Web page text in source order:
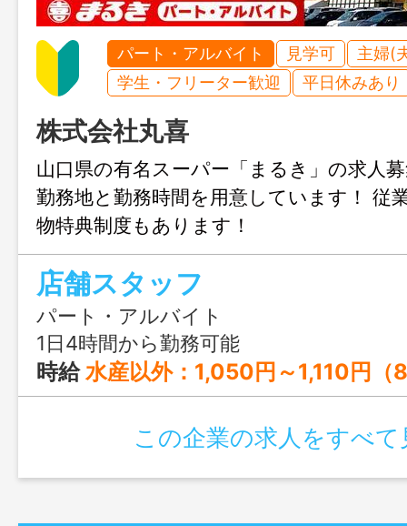
パート・アルバイト 見学可
主婦(
学生・フリーター歓迎
平日休みあり
株式会社丸喜
山口県の有名スーパー「まるき」の求人
勤務地と勤務時間を用意しています！ 従
物特典制度もあります！
店舗スタッフ
パート・アルバイト
1日4時間から勤務可能
時給水産以外：1,050円～1,110円（8:00～18:00） 1,070円～1,130円（その他の時間帯） 時給 水産のみ：1,090円～1,150円（8:00～18:00） 1,110円～1,170円（その他の時間帯） 時給 夜間店長：1,050円 ※パート（週の所定労働日数5日、希望公休3日以内）の
この企業の求人をすべて